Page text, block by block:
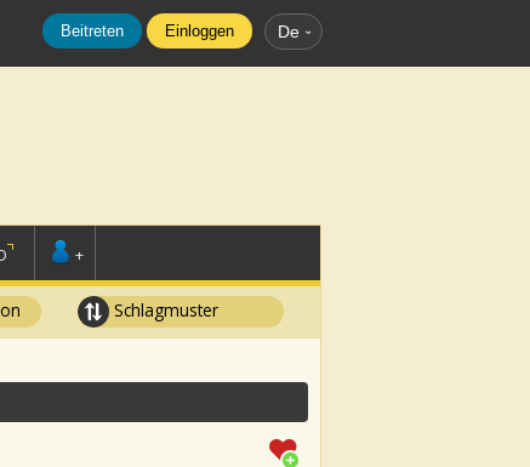
Beitreten Einloggen De
+
Schlagmuster